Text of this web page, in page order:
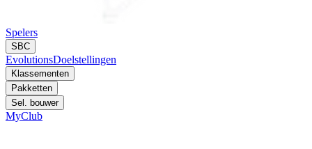
Spelers
SBC
EvolutionsDoelstellingen
Klassementen
Pakketten
Sel. bouwer
MyClub